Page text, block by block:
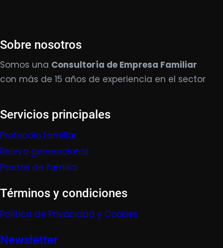
Sobre nosotros
Somos una Consultoría de Empresa Familiar
con más de 15 años de experiencia en el sector
Servicios principales
Protocolo familiar
Relevo generacional
Pactos de familia
Términos y condiciones
Política de Privacidad y Cookies
Newsletter